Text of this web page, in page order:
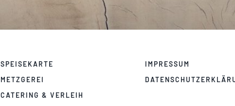
SPEISEKARTE
METZGEREI
CATERING & VERLEIH
IMPRESSUM